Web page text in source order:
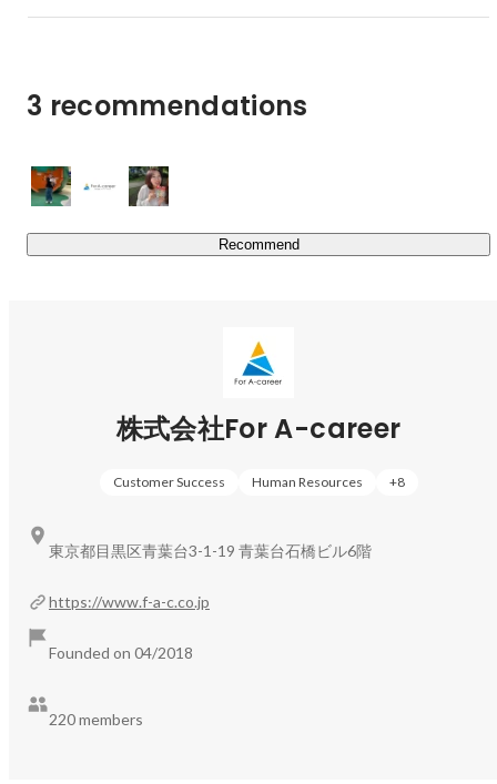
∟Vtuber事業（国内＋ベトナム展開）
つ、プロジェクトベースで立ち上げております。
機会の創出をテーマに、毎年新規事業を立ち上げ続けてい
ます。
3 recommendations
Recommend
株式会社For A-career
Customer Success Human Resources +8
https://www.f-a-c.co.jp
Founded on 04/2018
220 members
東京都目黒区青葉台3-1-19 青葉台石橋ビル6階